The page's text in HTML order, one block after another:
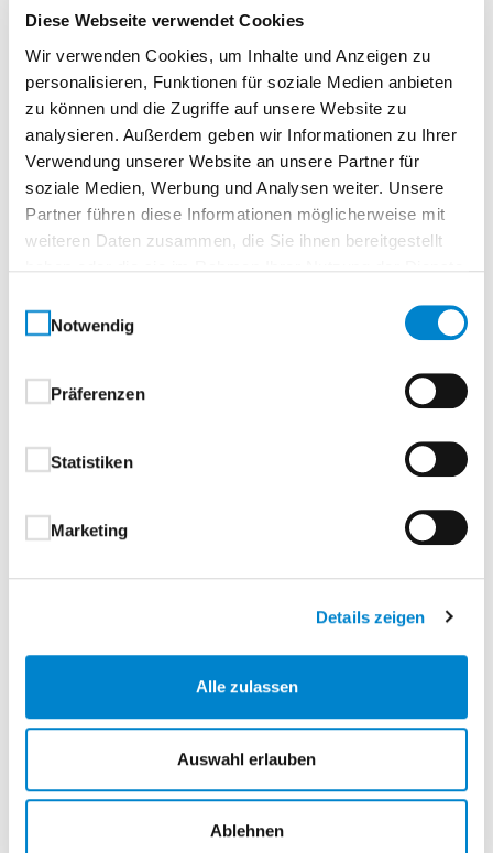
Diese Webseite verwendet Cookies
Wir verwenden Cookies, um Inhalte und Anzeigen zu
personalisieren, Funktionen für soziale Medien anbieten
zu können und die Zugriffe auf unsere Website zu
analysieren. Außerdem geben wir Informationen zu Ihrer
Verwendung unserer Website an unsere Partner für
soziale Medien, Werbung und Analysen weiter. Unsere
Partner führen diese Informationen möglicherweise mit
weiteren Daten zusammen, die Sie ihnen bereitgestellt
Notwendig
Präferenzen
Statistiken
Marketing
Details zeigen
Alle zulassen
Auswahl erlauben
Ablehnen
Beschreibung Eigenschaften
Beschreibung
Spannrahmen für Fenster
Fenster. Der stranggepresste Aluminiumrahmen lässt
Befestigungshaken oder Federstifte montieren und
dezenten, transparenten
komfortables Einsetzen und Herausnehmen des
rückstandslos. Dank seines
durch hohe Stabilität und perfekte Passgenauigkeit
für unterschiedlichste Fenstersysteme.
Die luftdurchlässigen Gewebesind in verschiedenen
Farben und Ausführungen erhältlich, um den
passenden Insektenschutz für jede Anwendung zu
bieten. Unsere Profile bestehen aus
umweltfreundlicher Pulverbeschichtung, wählbar in